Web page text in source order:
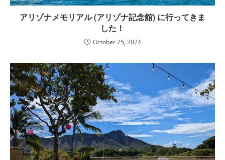
アリゾナメモリアル (アリゾナ記念館) に行ってきま
した！
October 25, 2024